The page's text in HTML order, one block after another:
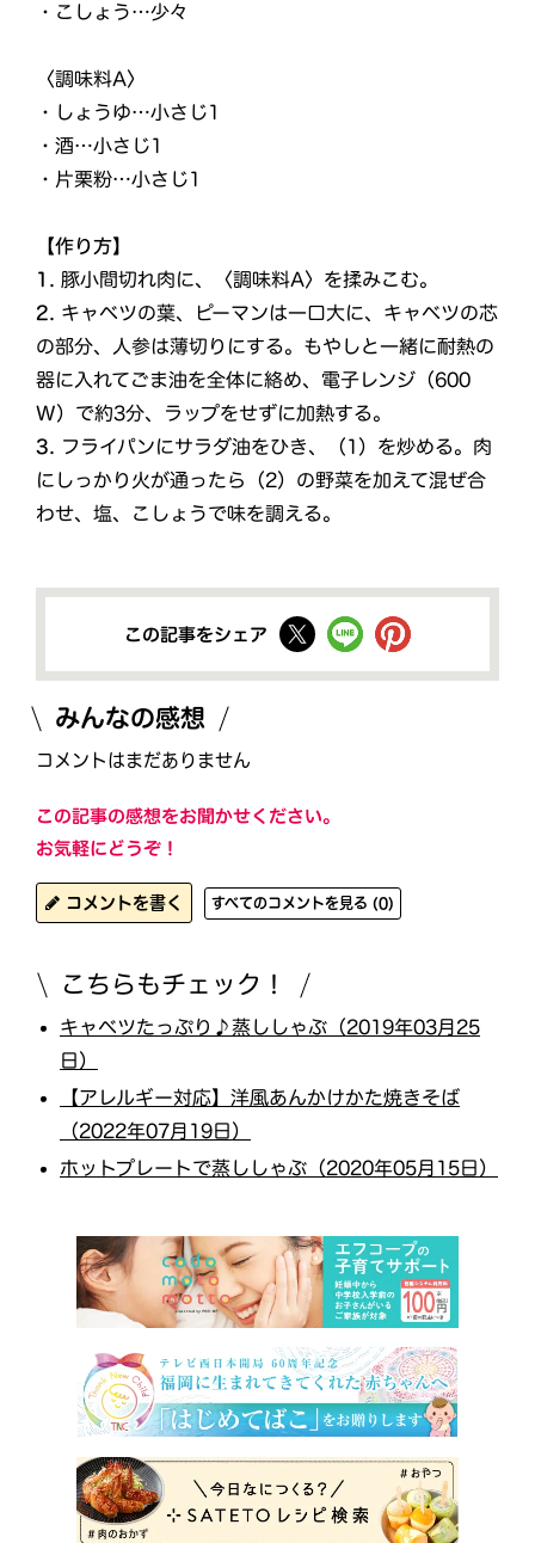
・こしょう…少々
〈調味料A〉
・しょうゆ…小さじ1
・酒…小さじ1
・片栗粉…小さじ1
【作り方】
1. 豚小間切れ肉に、〈調味料A〉を揉みこむ。
2. キャベツの葉、ピーマンは一口大に、キャベツの芯
の部分、人参は薄切りにする。もやしと一緒に耐熱の
器に入れてごま油を全体に絡め、電子レンジ（600
W）で約3分、ラップをせずに加熱する。
3. フライパンにサラダ油をひき、（1）を炒める。肉
にしっかり火が通ったら（2）の野菜を加えて混ぜ合
わせ、塩、こしょうで味を調える。
この記事をシェア
みんなの感想
コメントはまだありません
この記事の感想をお聞かせください。
お気軽にどうぞ！
コメントを書く すべてのコメントを見る (0)
こちらもチェック！
キャベツたっぷり♪蒸ししゃぶ（2019年03月25
日）
【アレルギー対応】洋風あんかけかた焼きそば
（2022年07月19日）
ホットプレートで蒸ししゃぶ（2020年05月15日）